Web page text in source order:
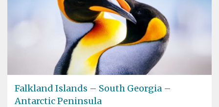
Falkland Islands – South Georgia –
Antarctic Peninsula